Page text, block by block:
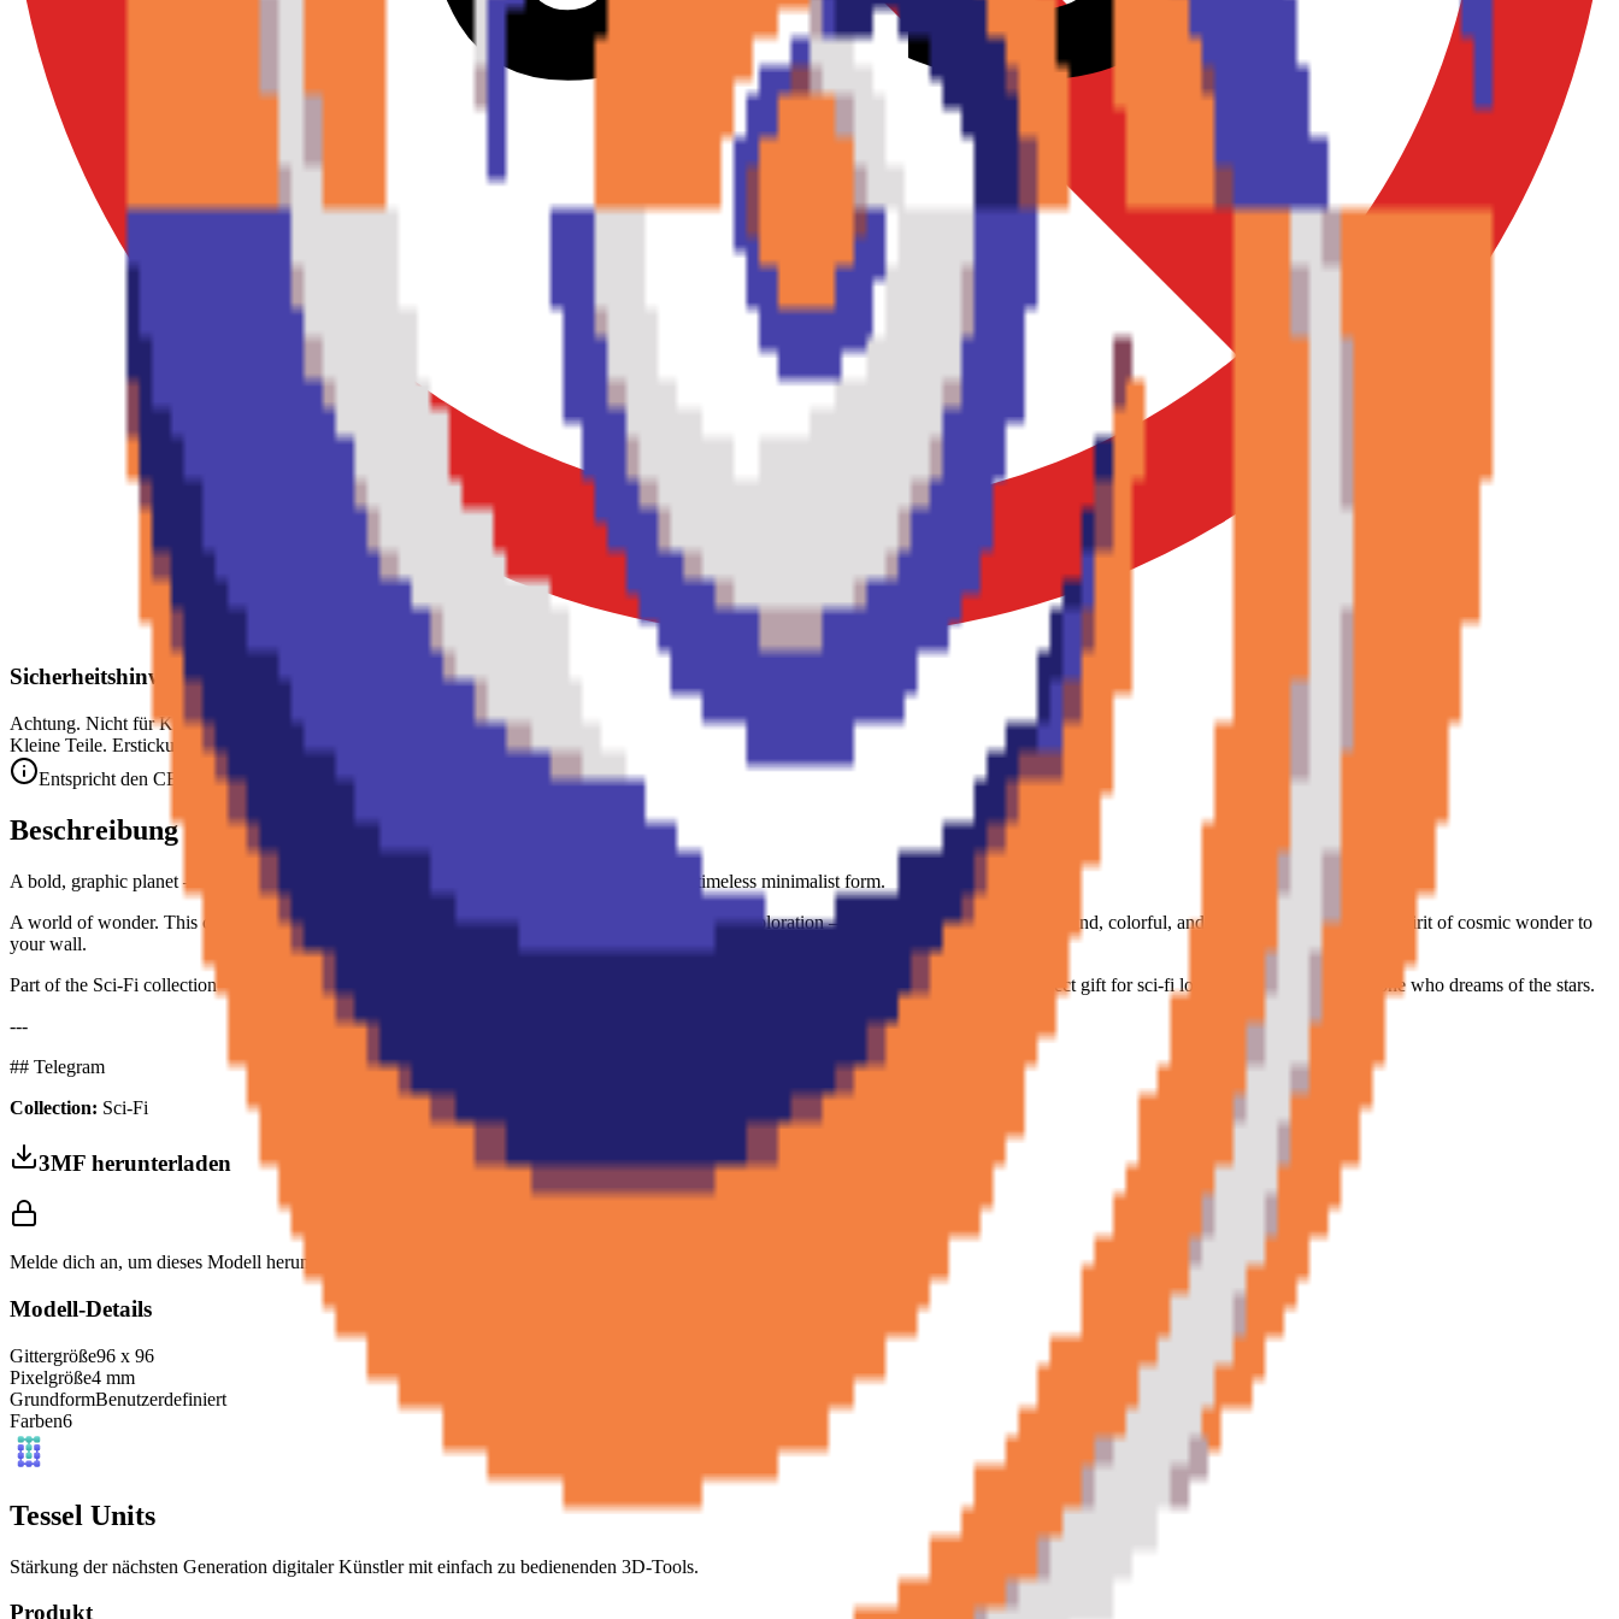
Sicherheitshinweis
Achtung. Nicht für Kinder unter 3 Jahren geeignet.
Kleine Teile. Erstickungsgefahr.
Entspricht den CE-Sicherheitsstandards (EN 71-1) für Kleinteile.
Beschreibung
A bold, graphic planet — part of the Sci-Fi collectible art puzzle series. Cosmic wonder in timeless minimalist form.
A world of wonder. This collectible art puzzle captures the planet — the iconic symbol of space exploration — in bold flat graphic form. Round, colorful, and mysterious, it brings the spirit of cosmic wonder to
your wall.
Part of the Sci-Fi collection — sci-fi icons reimagined as collectible art puzzles. Planet-shaped base plate for maximum character. The perfect gift for sci-fi lovers, space fans and anyone who dreams of the stars.
---
## Telegram
Collection: Sci-Fi
3MF herunterladen
Melde dich an, um dieses Modell herunterzuladen und Druckeinstellungen aufzurufen.
Modell-Details
Gittergröße96 x 96
Pixelgröße4 mm
GrundformBenutzerdefiniert
Farben6
Tessel Units
Stärkung der nächsten Generation digitaler Künstler mit einfach zu bedienenden 3D-Tools.
Produkt